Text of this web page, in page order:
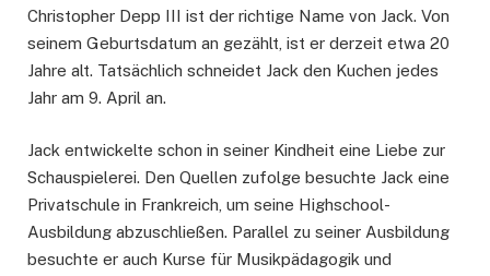
Christopher Depp III ist der richtige Name von Jack. Von
seinem Geburtsdatum an gezählt, ist er derzeit etwa 20
Jahre alt. Tatsächlich schneidet Jack den Kuchen jedes
Jahr am 9. April an.
Jack entwickelte schon in seiner Kindheit eine Liebe zur
Schauspielerei. Den Quellen zufolge besuchte Jack eine
Privatschule in Frankreich, um seine Highschool-
Ausbildung abzuschließen. Parallel zu seiner Ausbildung
besuchte er auch Kurse für Musikpädagogik und